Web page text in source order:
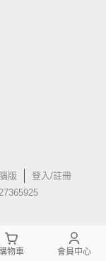
版
登入/註冊
購物車 會員中心